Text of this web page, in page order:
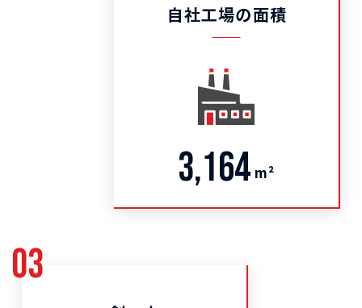
自社工場の面積
3,164 m²
03